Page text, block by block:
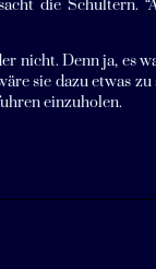
die Schultern.
nicht. Denn ja, es
sie dazu etwas
einzuholen.